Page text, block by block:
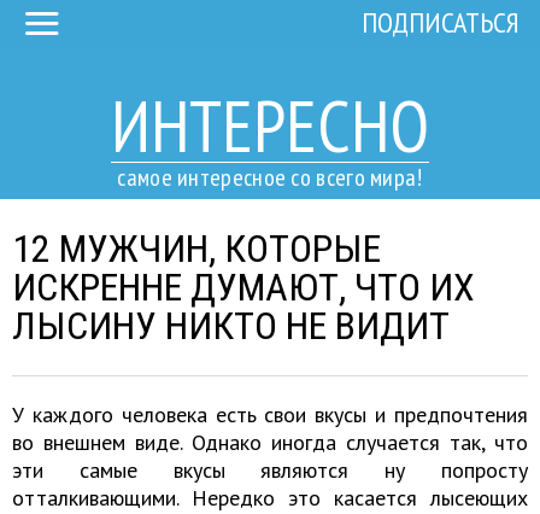
ИНТЕРЕСНО
самое интересное со всего мира!
ПОДПИСАТЬСЯ
12 МУЖЧИН, КОТОРЫЕ
ИСКРЕННЕ ДУМАЮТ, ЧТО ИХ
ЛЫСИНУ НИКТО НЕ ВИДИТ
У каждого человека есть свои вкусы и предпочтения
во внешнем виде. Однако иногда случается так, что
эти самые вкусы являются ну попросту
отталкивающими. Нередко это касается лысеющих